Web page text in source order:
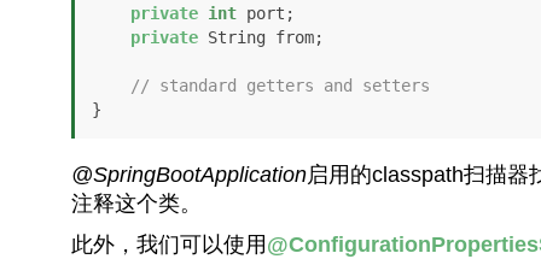
private int port;
private String from;
// standard getters and setters
@SpringBootApplication启用的classpath扫描器
注释这个类。
此外，我们可以使用